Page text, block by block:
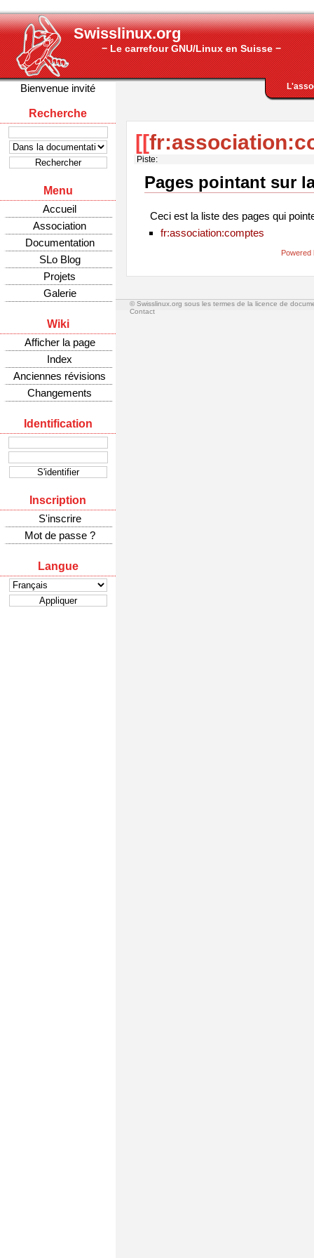
Swisslinux.org
− Le carrefour GNU/Linux en Suisse −
Bienvenue invité
Recherche
Menu
Accueil
Association
Documentation
SLo Blog
Projets
Galerie
Wiki
Afficher la page
Index
Anciennes révisions
Changements
Identification
Inscription
S'inscrire
Mot de passe ?
Langue
[[
Piste:
Pages pointant sur
Ceci est la liste des pages qui
fr:association:comptes
Powered
© Swisslinux.org sous les termes de la licence de
Contact